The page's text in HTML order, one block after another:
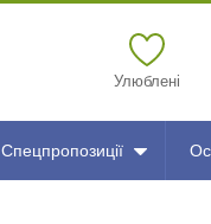
Улюблені
Спецпропозиції